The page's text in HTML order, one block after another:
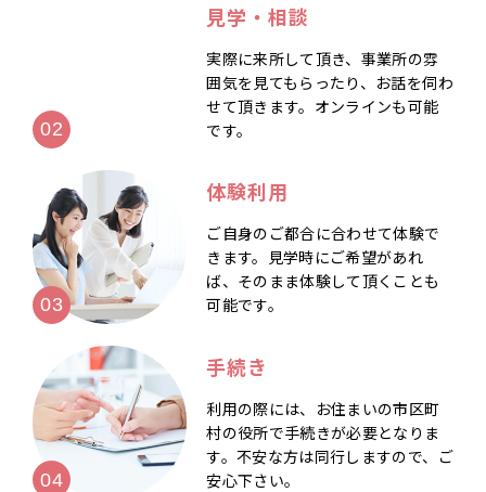
見学・相談
実際に来所して頂き、事業所の雰
囲気を見てもらったり、お話を伺わ
せて頂きます。オンラインも可能
です。
体験利用
ご自身のご都合に合わせて体験で
きます。見学時にご希望があれ
ば、そのまま体験して頂くことも
可能です。
手続き
利用の際には、お住まいの市区町
村の役所で手続きが必要となりま
す。不安な方は同行しますので、ご
安心下さい。